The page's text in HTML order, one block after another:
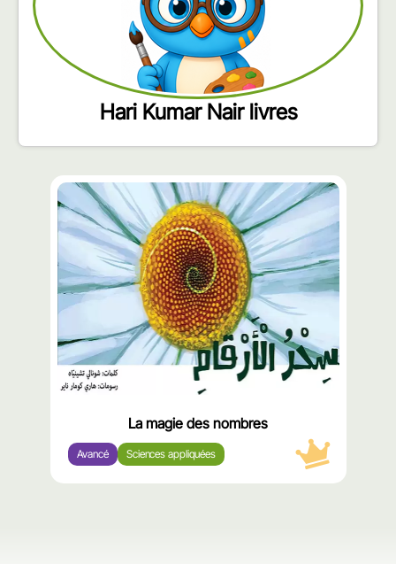
Hari Kumar Nair livres
محتوى
مميّز
La magie des nombres
Avancé Sciences appliquées